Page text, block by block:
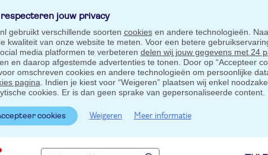
jouw privacy
gebruikt verschillende soorten cookiesen andere technologieën.
kwaliteit van onze website te meten. Voor een betere
media platformen te verbeteren delen wij jouw gegevens met 24
en daarop afgestemde advertenties te tonen. Door op “Accepteer
omschreven cookies en andere technologieën om persoonlijke
pagina . Indien je kiest voor “Weigeren” plaatsen wij enkel
cookies. Er is dan geen sprake van gepersonaliseerde content.
Accepteer cookies Weigeren Meer informatie